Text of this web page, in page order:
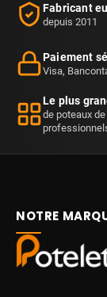
Fabricant
depuis 2011
Paiement
Visa,
Le plus
de poteaux
NOTRE